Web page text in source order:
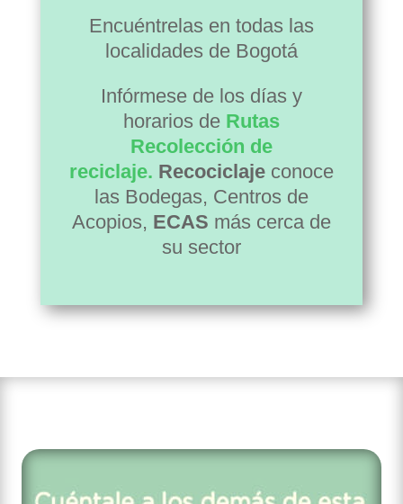
Encuéntrelas en todas las
localidades de Bogotá
Infórmese de los días y
horarios de Rutas
Recolección de
reciclaje. Recociclaje conoce
las Bodegas, Centros de
Acopios, ECAS más cerca de
su sector